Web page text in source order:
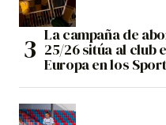
La campaña de
25/26 sitúa al club
Europa en los